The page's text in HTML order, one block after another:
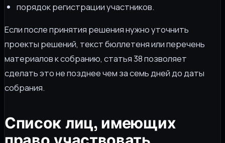
порядок регистрации участников.
Если после принятия решения нужно уточнить
проекты решений, текст бюллетеня или перечень
материалов к собранию, статья 38 позволяет
сделать это не позднее чем за семь дней до даты
собрания.
Список лиц, имеющих